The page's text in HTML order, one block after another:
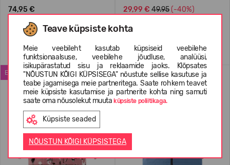
Teave küpsiste kohta
Meie veebileht kasutab küpsiseid veebilehe
funktsionaalsuse, veebilehe jõudluse, analüüsi,
isikupärastatud sisu ja reklaamide jaoks. Klõpsates
"NÕUSTUN KÕIGI KÜPSISEGA" nõustute sellise kasutuse ja
teabe jagamisega meie partneritega. Saate rohkem teavet
meie küpsiste kasutamise ja partnerite kohta ning samuti
saate oma nõusolekut muutaküpsiste poliitikaga.
Küpsiste seaded
NÕUSTUN KÕIGI KÜPSISTEGA
74,95 €
29,99 € 49.95 (-40%)
ENIMMÜÜDUD WATERPROOF